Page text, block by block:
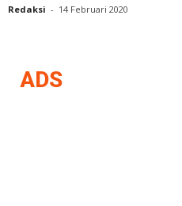
Redaksi - 14 Februari 2020
ADS